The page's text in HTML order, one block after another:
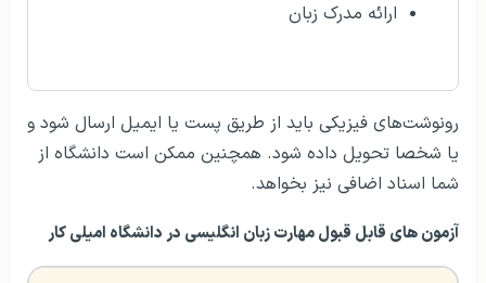
ارائه مدرک زبان
رونوشت‌های فیزیکی باید از طریق پست یا ایمیل ارسال شود و
یا شخصا تحویل داده شود. همچنین ممکن است دانشگاه از
شما اسناد اضافی نیز بخواهد.
آزمون های قابل قبول مهارت زبان انگلیسی در دانشگاه امیلی کار